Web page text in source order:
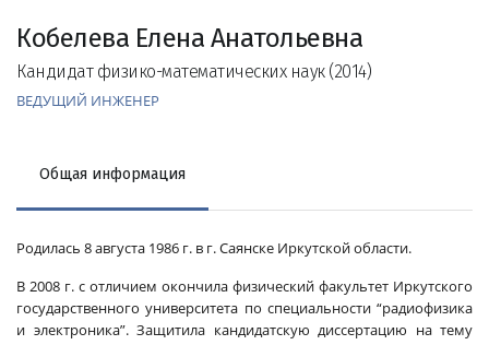
Кобелева Елена Анатольевна
Кандидат физико-математических наук (2014)
ВЕДУЩИЙ ИНЖЕНЕР
Общая информация
Родилась 8 августа 1986 г. в г. Саянске Иркутской области.
В 2008 г. с отличием окончила физический факультет Иркутского
государственного университета по специальности “радиофизика
и электроника”. Защитила кандидатскую диссертацию на тему